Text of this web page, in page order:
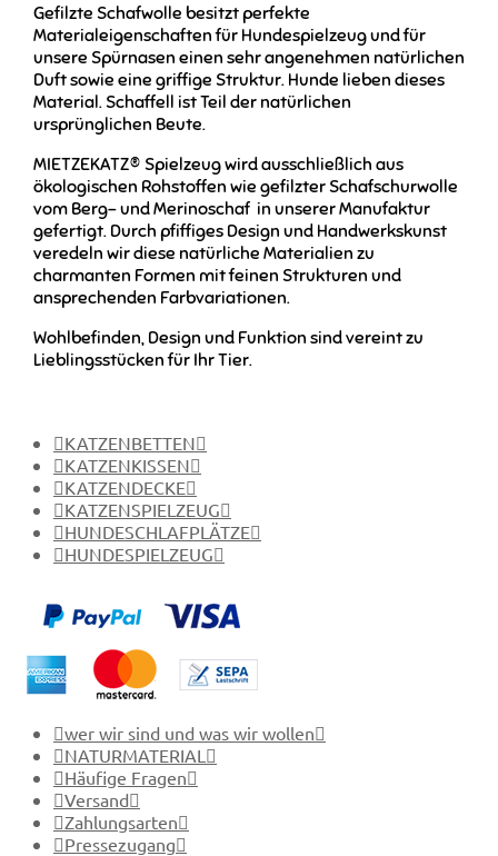
Gefilzte Schafwolle besitzt perfekte
Materialeigenschaften für Hundespielzeug und für
unsere Spürnasen einen sehr angenehmen natürlichen
Duft sowie eine griffige Struktur. Hunde lieben dieses
Material. Schaffell ist Teil der natürlichen
ursprünglichen Beute.
MIETZEKATZ® Spielzeug wird ausschließlich aus
ökologischen Rohstoffen wie gefilzter Schafschurwolle
vom Berg- und Merinoschaf in unserer Manufaktur
gefertigt. Durch pfiffiges Design und Handwerkskunst
veredeln wir diese natürliche Materialien zu
charmanten Formen mit feinen Strukturen und
ansprechenden Farbvariationen.
Wohlbefinden, Design und Funktion sind vereint zu
Lieblingsstücken für Ihr Tier.
KATZENBETTEN
KATZENKISSEN
KATZENDECKE
KATZENSPIELZEUG
HUNDESCHLAFPLÄTZE
HUNDESPIELZEUG
wer wir sind und was wir wollen
NATURMATERIAL
Häufige Fragen
Versand
Zahlungsarten
Pressezugang